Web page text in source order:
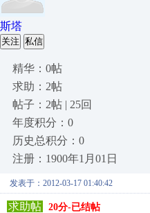
斯塔
关注 私信
精华：0帖
求助：2帖
帖子：2帖 | 25回
年度积分：0
历史总积分：0
注册：1900年1月01日
发表于：2012-03-17 01:40:42
求助帖 20分-已结帖